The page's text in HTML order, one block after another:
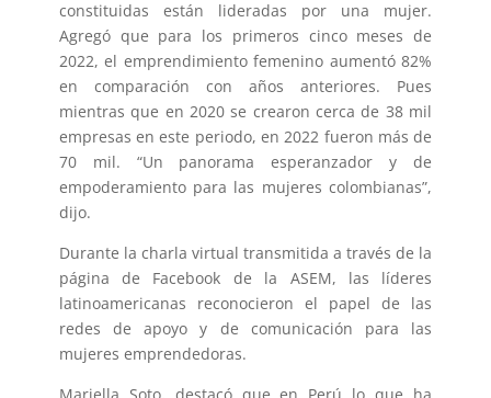
constituidas están lideradas por una mujer.
Agregó que para los primeros cinco meses de
2022, el emprendimiento femenino aumentó 82%
en comparación con años anteriores. Pues
mientras que en 2020 se crearon cerca de 38 mil
empresas en este periodo, en 2022 fueron más de
70 mil. “Un panorama esperanzador y de
empoderamiento para las mujeres colombianas”,
dijo.
Durante la charla virtual transmitida a través de la
página de Facebook de la ASEM, las líderes
latinoamericanas reconocieron el papel de las
redes de apoyo y de comunicación para las
mujeres emprendedoras.